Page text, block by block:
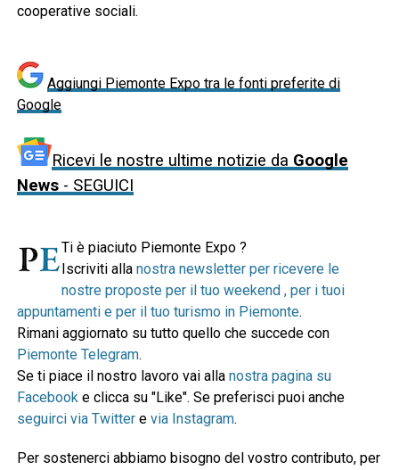
cooperative sociali.
Aggiungi Piemonte Expo tra le fonti preferite di
Google
Ricevi le nostre ultime notizie da Google
News- SEGUICI
Ti è piaciuto Piemonte Expo ?
Iscriviti alla nostra newsletter per ricevere le
nostre proposte per il tuo weekend , per i tuoi
appuntamenti e per il tuo turismo in Piemonte.
Rimani aggiornato su tutto quello che succede con
Piemonte Telegram.
Se ti piace il nostro lavoro vai alla nostra pagina su
Facebooke clicca su "Like". Se preferisci puoi anche
seguirci via Twittere via Instagram.
Per sostenerci abbiamo bisogno del vostro contributo, per